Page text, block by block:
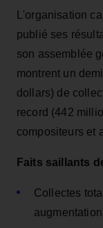
L'organisation
publié ses
son assemblée
montrent un
dollars) de
record (442
compositeurs et
Faits saillants
Collectes